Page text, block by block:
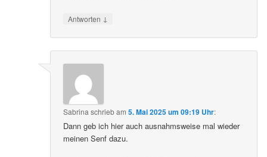
Antworten ↓
Sabrinaschriebam5. Mai 2025 um 09:19 Uhr:
Dann geb ich hier auch ausnahmsweise mal wieder
meinen Senf dazu.